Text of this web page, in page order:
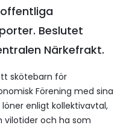
Beslutet
Närkefrakt.
skötebarn för
Förening med sina
enligt kollektivavtal,
vilotider och ha som